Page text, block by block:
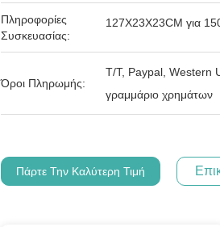
Πληροφορίες
Συσκευασίας:
127X23X23CM για
Όροι Πληρωμής:
T/T, Paypal, Western
γραμμάριο χρημάτων
Πάρτε Την Καλύτερη Τιμή